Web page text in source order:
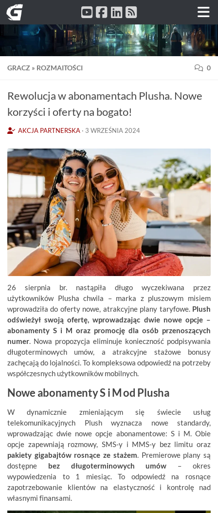
Przeskocz do treści
GRACZ » ROZMAITOŚCI 0
Rewolucja w abonamentach Plusha. Nowe
korzyści i oferty na bogato!
AKCJA PARTNERSKA · 3 WRZEŚNIA 2024
26 sierpnia br. nastąpiła długo wyczekiwana przez
użytkowników Plusha chwila – marka z pluszowym misiem
wprowadziła do oferty nowe, atrakcyjne plany taryfowe. Plush
odświeżył swoją ofertę, wprowadzając dwie nowe opcje –
abonamenty S i M oraz promocję dla osób przenoszących
numer. Nowa propozycja eliminuje konieczność podpisywania
długoterminowych umów, a atrakcyjne stażowe bonusy
zachęcają do lojalności. To kompleksowa odpowiedź na potrzeby
współczesnych użytkowników mobilnych.
Nowe abonamenty S i M od Plusha
W dynamicznie zmieniającym się świecie usług
telekomunikacyjnych Plush wyznacza nowe standardy,
wprowadzając dwie nowe opcje abonamentowe: S i M. Obie
opcje zapewniają rozmowy, SMS-y i MMS-y bez limitu oraz
pakiety gigabajtów rosnące ze stażem. Premierowe plany są
dostępne bez długoterminowych umów – okres
wypowiedzenia to 1 miesiąc. To odpowiedź na rosnące
zapotrzebowanie klientów na elastyczność i kontrolę nad
własnymi finansami.